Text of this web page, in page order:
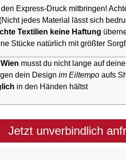
Express-Druck mitbringen!
jedes Material lässt sich
Textilien keine Haftung
Stücke natürlich mit größter
musst du nicht lange auf
dein Design im Eiltempo aufs
in den Händen hältst
Jetzt unverbindlich